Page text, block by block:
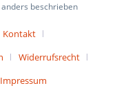
beschrieben
Kontakt
Widerrufsrecht
Impressum